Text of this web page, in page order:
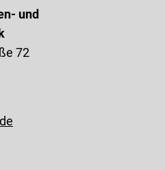
und
72